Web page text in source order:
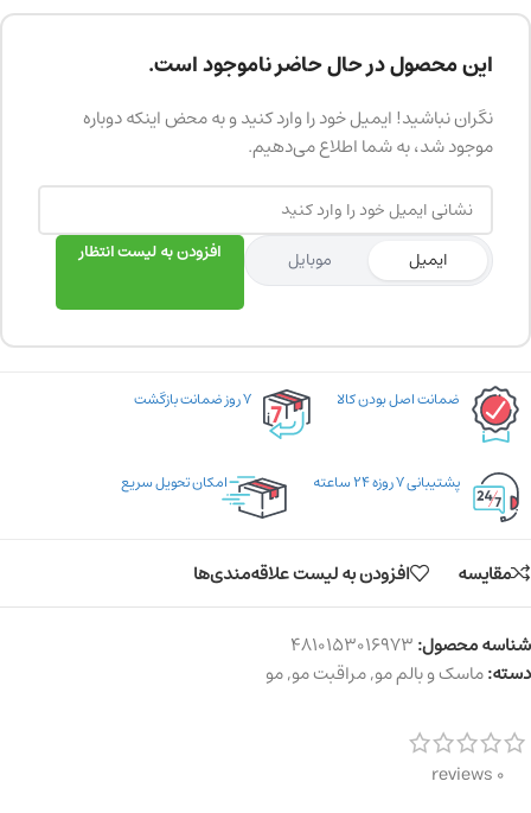
این محصول در حال حاضر ناموجود است.
نگران نباشید! ایمیل خود را وارد کنید و به محض اینکه دوباره
موجود شد، به شما اطلاع می‌دهیم.
ایمیل موبایل افزودن به لیست انتظار
ضمانت اصل بودن کالا ۷ روز ضمانت بازگشت
پشتیبانی ۷ روزه ۲۴ ساعته امکان تحویل سریع
مقایسه افزودن به لیست علاقه‌مندی‌ها
شناسه محصول:4810153016973
دسته:ماسک و بالم مو,مراقبت مو,مو
0 reviews